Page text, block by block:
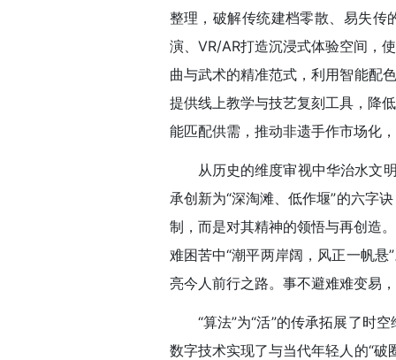
整理，破解传统建档零散、易失传
演、VR/AR打造沉浸式体验空间，
曲与武术的精准范式，利用智能配
提供线上教学与技艺复刻工具，降
能匹配供需，推动非遗手作市场化
从历史的维度审视中华治水文
承创新为“深淘滩、低作堰”的六字
制，而是对其精神的领悟与再创造
难困苦中“潮平两岸阔，风正一帆
亮今人前行之路。事不避难难变易
“算法”为“活”的传承拓展了时
数字技术实现了与当代年轻人的“